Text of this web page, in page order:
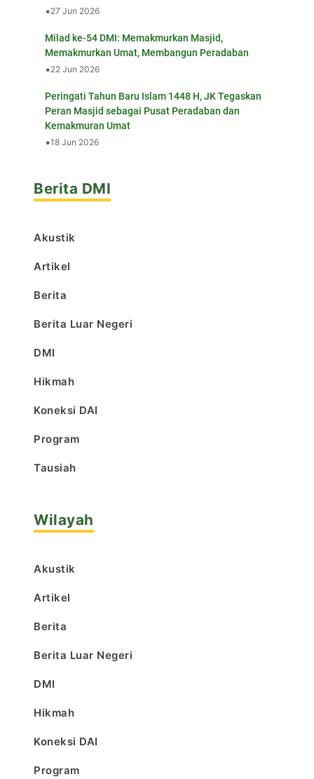
•27 Jun 2026
Milad ke-54 DMI: Memakmurkan Masjid,
Memakmurkan Umat, Membangun Peradaban
•22 Jun 2026
Peringati Tahun Baru Islam 1448 H, JK Tegaskan
Peran Masjid sebagai Pusat Peradaban dan
Kemakmuran Umat
•18 Jun 2026
Berita DMI
Akustik
Artikel
Berita
Berita Luar Negeri
DMI
Hikmah
Koneksi DAI
Program
Tausiah
Wilayah
Akustik
Artikel
Berita
Berita Luar Negeri
DMI
Hikmah
Koneksi DAI
Program